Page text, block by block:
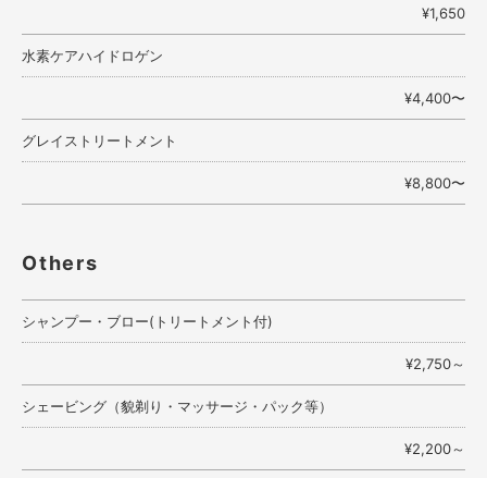
¥1,650
水素ケアハイドロゲン
¥4,400〜
グレイストリートメント
¥8,800〜
Others
シャンプー・ブロー(トリートメント付)
¥2,750～
シェービング（貌剃り・マッサージ・パック等）
¥2,200～